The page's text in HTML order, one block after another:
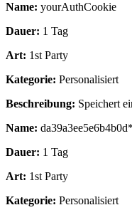
Name: yourAuthCookie
Dauer: 1 Tag
Art: 1st Party
Kategorie: Personalisiert
Beschreibung: Speichert
Name:
Dauer: 1 Tag
Art: 1st Party
Kategorie: Personalisiert